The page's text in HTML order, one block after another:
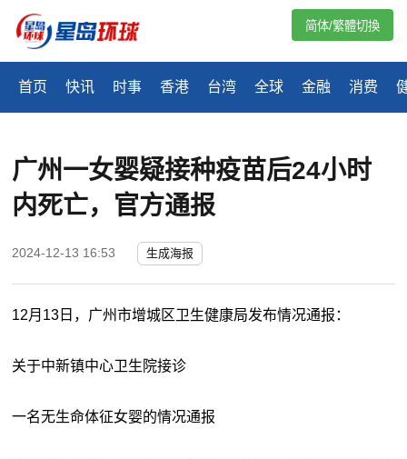
首页 快讯 时事 香港 台湾 全球 金融 消费
简体/繁體切換
广州一女婴疑接种疫苗后24小时
内死亡，官方通报
2024-12-13 16:53 生成海报
12月13日，广州市增城区卫生健康局发布情况通报：
关于中新镇中心卫生院接诊
一名无生命体征女婴的情况通报